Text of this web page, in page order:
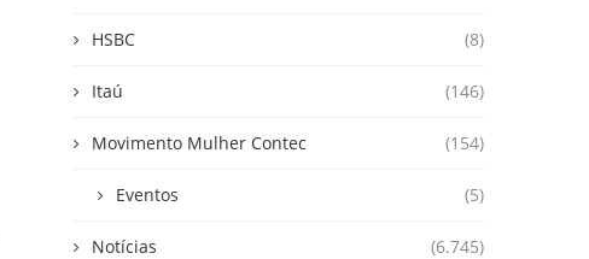
HSBC (8)
Itaú (146)
Movimento Mulher Contec (154)
Eventos (5)
Notícias (6.745)